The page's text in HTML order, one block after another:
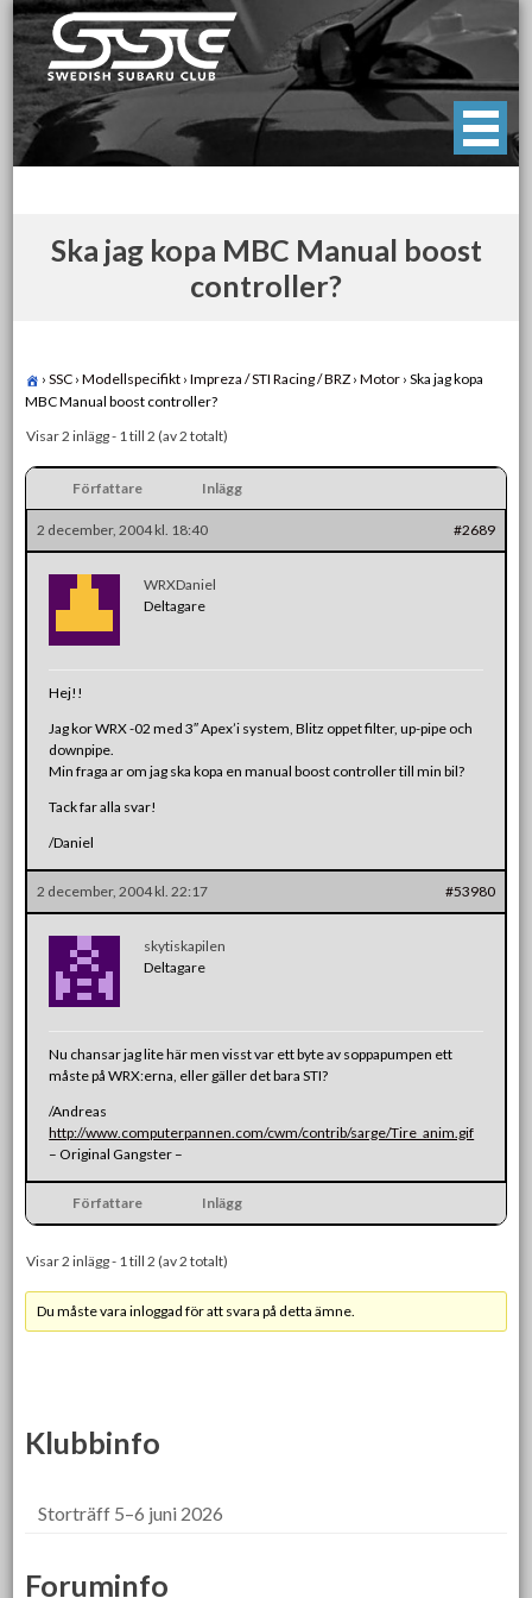
Skip
to
content
Swedish Subaru Club
För oss som älskar Subaru!
Ska jag kopa MBC Manual boost
controller?
› SSC › Modellspecifikt › Impreza / STI Racing / BRZ › Motor › Ska jag kopa
MBC Manual boost controller?
Visar 2 inlägg - 1 till 2 (av 2 totalt)
Författare Inlägg
2 december, 2004 kl. 18:40 #2689
WRXDaniel
Deltagare
Hej!!
Jag kor WRX -02 med 3″ Apex’i system, Blitz oppet filter, up-pipe och
downpipe.
Min fraga ar om jag ska kopa en manual boost controller till min bil?
Tack far alla svar!
/Daniel
2 december, 2004 kl. 22:17 #53980
skytiskapilen
Deltagare
Nu chansar jag lite här men visst var ett byte av soppapumpen ett
måste på WRX:erna, eller gäller det bara STI?
/Andreas
http://www.computerpannen.com/cwm/contrib/sarge/Tire_anim.gif
– Original Gangster –
Författare Inlägg
Visar 2 inlägg - 1 till 2 (av 2 totalt)
Du måste vara inloggad för att svara på detta ämne.
Klubbinfo
Storträff 5–6 juni 2026
Foruminfo